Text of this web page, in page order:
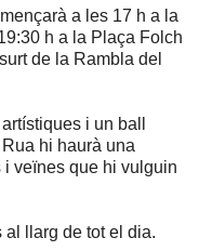
a les 17 h a la
h a la Plaça Folch
de la Rambla del
i un ball
hi haurà una
i veïnes que hi vulguin
llarg de tot el dia.